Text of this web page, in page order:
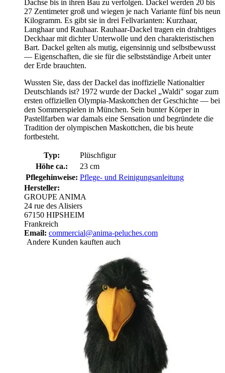
Dachse bis in ihren Bau zu verfolgen. Dackel werden 20 bis
27 Zentimeter groß und wiegen je nach Variante fünf bis neun
Kilogramm. Es gibt sie in drei Fellvarianten: Kurzhaar,
Langhaar und Rauhaar. Rauhaar-Dackel tragen ein drahtiges
Deckhaar mit dichter Unterwolle und den charakteristischen
Bart. Dackel gelten als mutig, eigensinnig und selbstbewusst
— Eigenschaften, die sie für die selbstständige Arbeit unter
der Erde brauchten.
Wussten Sie, dass der Dackel das inoffizielle Nationaltier
Deutschlands ist? 1972 wurde der Dackel „Waldi" sogar zum
ersten offiziellen Olympia-Maskottchen der Geschichte — bei
den Sommerspielen in München. Sein bunter Körper in
Pastellfarben war damals eine Sensation und begründete die
Tradition der olympischen Maskottchen, die bis heute
fortbesteht.
Typ:
Plüschfigur
Höhe ca.:
23 cm
Pflegehinweise: Pflege- und Reinigungsanleitung
Hersteller:
GROUPE ANIMA
24 rue des Alisiers
67150 HIPSHEIM
Frankreich
Email: commercial@anima-peluches.com
Andere Kunden kauften auch